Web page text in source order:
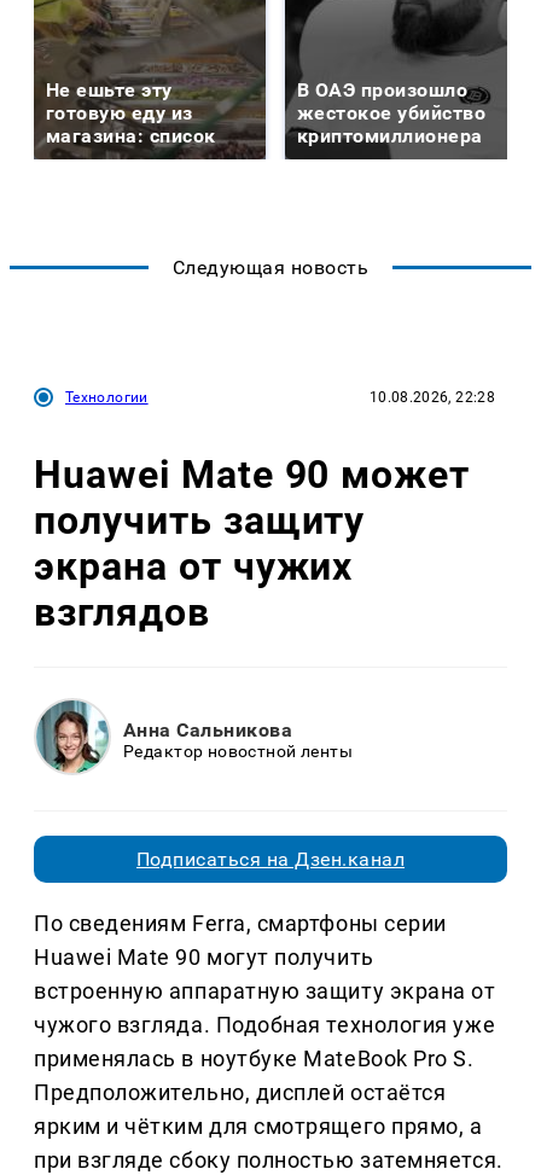
Не ешьте эту
готовую еду из
магазина: список
В ОАЭ произошло
жестокое убийство
криптомиллионера
Следующая новость
Технологии 10.08.2026, 22:28
Huawei Mate 90 может
получить защиту
экрана от чужих
взглядов
Анна Сальникова
Редактор новостной ленты
Подписаться на Дзен.канал
По сведениям Ferra, смартфоны серии
Huawei Mate 90 могут получить
встроенную аппаратную защиту экрана от
чужого взгляда. Подобная технология уже
применялась в ноутбуке MateBook Pro S.
Предположительно, дисплей остаётся
ярким и чётким для смотрящего прямо, а
при взгляде сбоку полностью затемняется.